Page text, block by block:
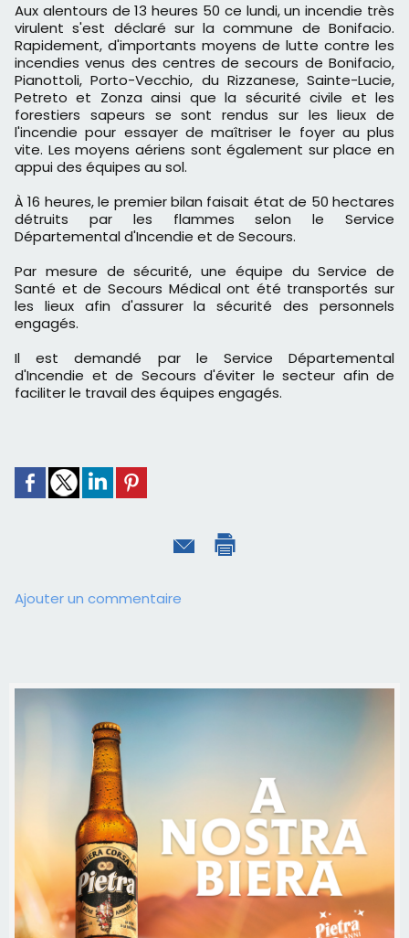
Aux alentours de 13 heures 50 ce lundi, un incendie très
virulent s'est déclaré sur la commune de Bonifacio.
Rapidement, d'importants moyens de lutte contre les
incendies venus des centres de secours de Bonifacio,
Pianottoli, Porto-Vecchio, du Rizzanese, Sainte-Lucie,
Petreto et Zonza ainsi que la sécurité civile et les
forestiers sapeurs se sont rendus sur les lieux de
l'incendie pour essayer de maîtriser le foyer au plus
vite. Les moyens aériens sont également sur place en
appui des équipes au sol.
À 16 heures, le premier bilan faisait état de 50 hectares
détruits par les flammes selon le Service
Départemental d'Incendie et de Secours.
Par mesure de sécurité, une équipe du Service de
Santé et de Secours Médical ont été transportés sur
les lieux afin d'assurer la sécurité des personnels
engagés.
Il est demandé par le Service Départemental
d'Incendie et de Secours d'éviter le secteur afin de
faciliter le travail des équipes engagés.
Ajouter un commentaire